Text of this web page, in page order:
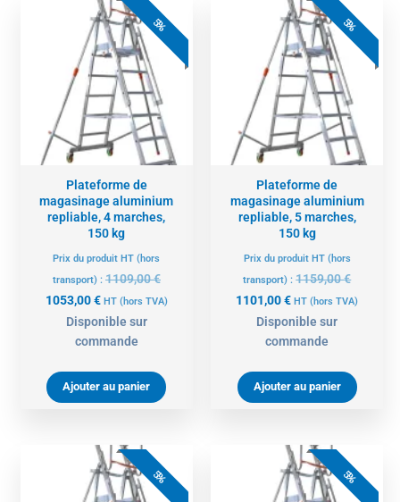
5%
Plateforme de
magasinage aluminium
repliable, 4 marches,
150 kg
Prix du produit HT (hors
transport) : 1109,00€
prix
initial
était :
1053,00€
prix
actuel
est :
1053,00 €.
HT (hors TVA)
Disponible sur
commande
Ajouter au panier
5%
Plateforme de
magasinage aluminium
repliable, 5 marches,
150 kg
Prix du produit HT (hors
transport) :1159,00€
prix
initial
était :
1101,00€
prix
actuel
est :
1101,00 €.
HT (hors TVA)
Disponible sur
commande
Ajouter au panier
5%
prix
initial
Le
prix
actuel
5%
prix
initial
Le
prix
actuel